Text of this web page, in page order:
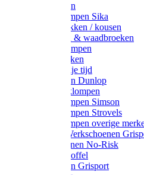
Werksokken
Schoenklompen Sika
Thermo sokken / kousen
Lieslaarzen & waadbroeken
Houten klompen
Wandelsokken
Laarzen vrije tijd
Werklaarzen Dunlop
Kunststof klompen
Schoenklompen Simson
Schoenklompen Strovels
Schoenklompen overige
Wandel-/ Werkschoenen
Werkschoenen No-Risk
Klomppantoffel
Werklaarzen Grisport